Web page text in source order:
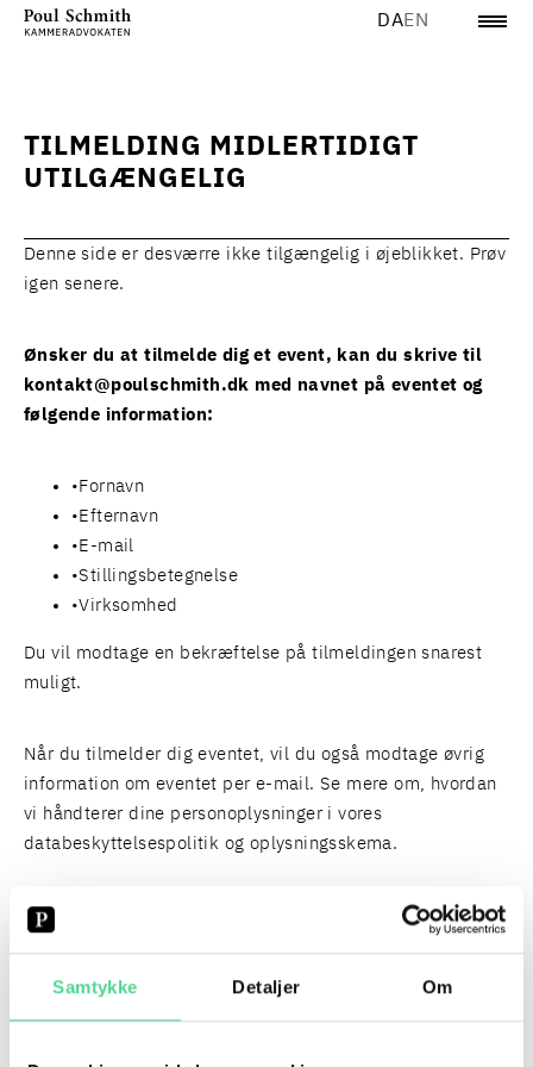
Samtykke Detaljer Om
DAEN
TILMELDING MIDLERTIDIGT
UTILGÆNGELIG
Denne side er desværre ikke tilgængelig i øjeblikket. Prøv
igen senere.
Ønsker du at tilmelde dig et event, kan du skrive til
kontakt@poulschmith.dk med navnet på eventet og
følgende information:
Fornavn
Efternavn
E-mail
Stillingsbetegnelse
Virksomhed
Du vil modtage en bekræftelse på tilmeldingen snarest
muligt.
Når du tilmelder dig eventet, vil du også modtage øvrig
information om eventet per e-mail. Se mere om, hvordan
vi håndterer dine personoplysninger i vores
databeskyttelsespolitik og oplysningsskema.
FIND HER